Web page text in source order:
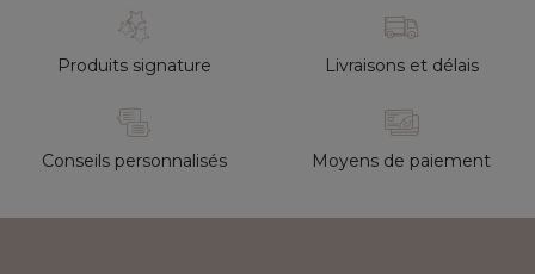
Produits signature Livraisons et délais
Conseils personnalisés Moyens de paiement